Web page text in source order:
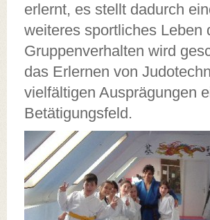
erlernt, es stellt dadurch
weiteres sportliches Leben
Gruppenverhalten wird
das Erlernen von
vielfältigen Ausprägungen
Betätigungsfeld.